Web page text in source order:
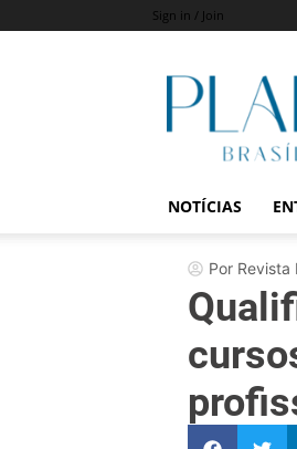
Sign in / Join
Revista
Plano
NOTÍCIAS
Por Revista